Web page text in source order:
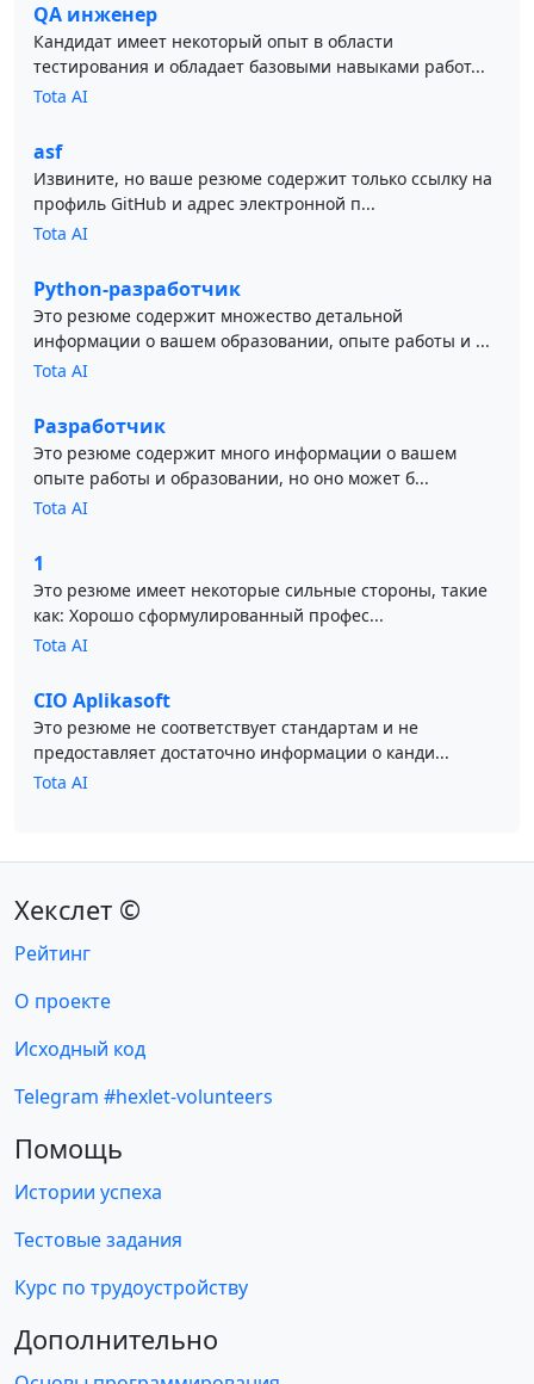
QA инженер
Кандидат имеет некоторый опыт в области
тестирования и обладает базовыми навыками работ...
Tota AI
asf
Извините, но ваше резюме содержит только ссылку на
профиль GitHub и адрес электронной п...
Tota AI
Python-разработчик
Это резюме содержит множество детальной
информации о вашем образовании, опыте работы и ...
Tota AI
Разработчик
Это резюме содержит много информации о вашем
опыте работы и образовании, но оно может б...
Tota AI
1
Это резюме имеет некоторые сильные стороны, такие
как: Хорошо сформулированный профес...
Tota AI
CIO Aplikasoft
Это резюме не соответствует стандартам и не
предоставляет достаточно информации о канди...
Tota AI
Хекслет ©
Рейтинг
О проекте
Исходный код
Telegram #hexlet-volunteers
Помощь
Истории успеха
Тестовые задания
Курс по трудоустройству
Дополнительно